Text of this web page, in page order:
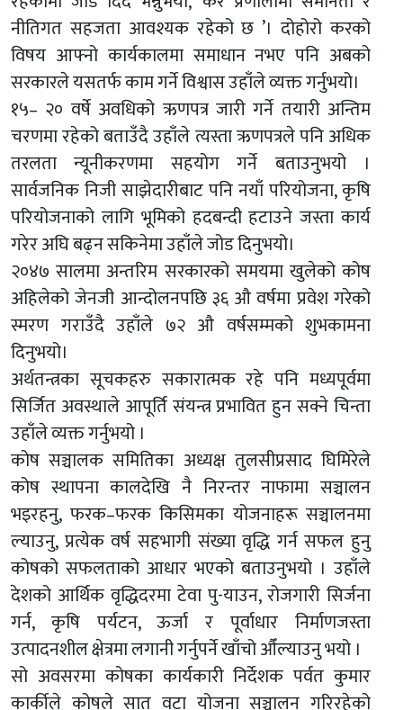
नीतिगत सहजता आवश्यक रहेको छ ’। दोहोरो करको
विषय आफ्नो कार्यकालमा समाधान नभए पनि अबको
सरकारले यसतर्फ काम गर्ने विश्वास उहाँले व्यक्त गर्नुभयो।
१५– २० वर्षे अवधिको ऋणपत्र जारी गर्ने तयारी अन्तिम
चरणमा रहेको बताउँदै उहाँले त्यस्ता ऋणपत्रले पनि अधिक
तरलता न्यूनीकरणमा सहयोग गर्ने बताउनुभयो ।
सार्वजनिक निजी साझेदारीबाट पनि नयाँ परियोजना, कृषि
परियोजनाको लागि भूमिको हदबन्दी हटाउने जस्ता कार्य
गरेर अघि बढ्न सकिनेमा उहाँले जोड दिनुभयो।
२०४७ सालमा अन्तरिम सरकारको समयमा खुलेको कोष
अहिलेको जेनजी आन्दोलनपछि ३६ औ वर्षमा प्रवेश गरेको
स्मरण गराउँदै उहाँले ७२ औ वर्षसम्मको शुभकामना
दिनुभयो।
अर्थतन्त्रका सूचकहरु सकारात्मक रहे पनि मध्यपूर्वमा
सिर्जित अवस्थाले आपूर्ति संयन्त्र प्रभावित हुन सक्ने चिन्ता
उहाँले व्यक्त गर्नुभयो ।
कोष सञ्चालक समितिका अध्यक्ष तुलसीप्रसाद घिमिरेले
कोष स्थापना कालदेखि नै निरन्तर नाफामा सञ्चालन
भइरहनु, फरक–फरक किसिमका योजनाहरू सञ्चालनमा
ल्याउनु, प्रत्येक वर्ष सहभागी संख्या वृद्धि गर्न सफल हुनु
कोषको सफलताको आधार भएको बताउनुभयो । उहाँले
देशको आर्थिक वृद्धिदरमा टेवा पु-याउन, रोजगारी सिर्जना
गर्न, कृषि पर्यटन, ऊर्जा र पूर्वाधार निर्माणजस्ता
उत्पादनशील क्षेत्रमा लगानी गर्नुपर्ने खाँचो औँल्याउनु भयो ।
सो अवसरमा कोषका कार्यकारी निर्देशक पर्वत कुमार
कार्कीले कोषले सात वटा योजना सञ्चालन गरिरहेको